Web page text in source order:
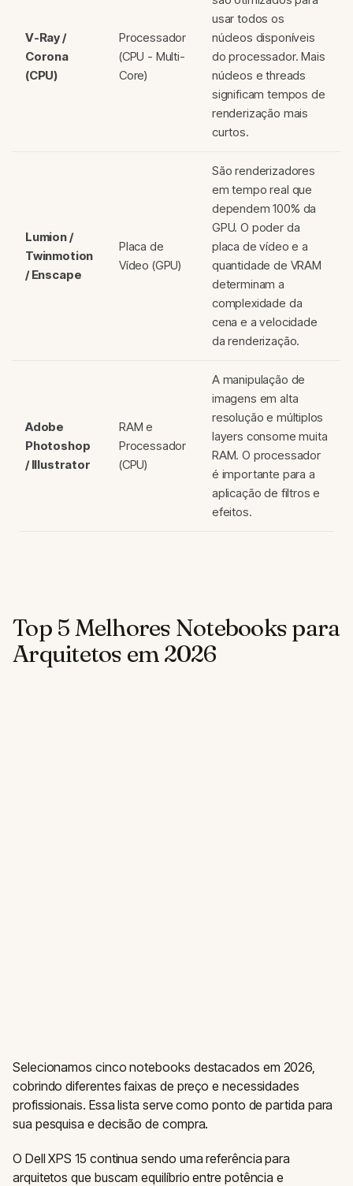
V-Ray /
Corona
(CPU)
Processador
(CPU - Multi-
Core)
usar todos os
núcleos disponíveis
do processador. Mais
núcleos e threads
significam tempos de
renderização mais
curtos.
Lumion /
Twinmotion
/ Enscape
Placa de
Vídeo (GPU)
São renderizadores
em tempo real que
dependem 100% da
GPU. O poder da
placa de vídeo e a
quantidade de VRAM
determinam a
complexidade da
cena e a velocidade
da renderização.
Adobe
Photoshop
/ Illustrator
RAM e
Processador
(CPU)
A manipulação de
imagens em alta
resolução e múltiplos
layers consome muita
RAM. O processador
é importante para a
aplicação de filtros e
efeitos.
Top 5 Melhores Notebooks para
Arquitetos em 2026
Selecionamos cinco notebooks destacados em 2026,
cobrindo diferentes faixas de preço e necessidades
profissionais. Essa lista serve como ponto de partida para
sua pesquisa e decisão de compra.
O Dell XPS 15 continua sendo uma referência para
arquitetos que buscam equilíbrio entre potência e